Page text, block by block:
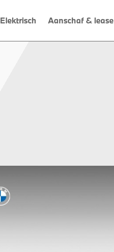
Elektrisch Aanschaf & lease